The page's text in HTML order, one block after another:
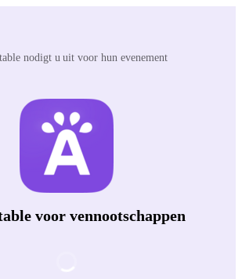
nodigt u uit voor hun evenement
voor vennootschappen